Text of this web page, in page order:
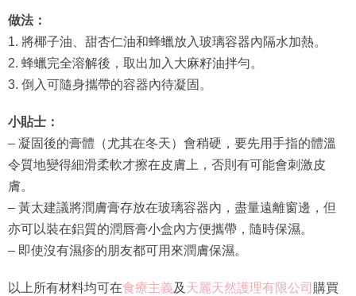
做法：
1. 將椰子油、甜杏仁油和蜂蠟放入玻璃容器內隔水加熱。
2. 蜂蠟完全溶解後，取出加入大麻籽油拌勻。
3. 倒入可隨身攜帶的容器內待凝固。
小貼士：
– 凝固後的膏體（尤其在冬天）會稍硬，要先用手指的體溫
令質地變得細滑柔軟才擦在皮膚上，否則有可能會刺激皮
膚。
– 黃太建議將潤膚膏存放在玻璃容器內，盡量遠離窗邊，但
亦可以裝在鋁質的潤唇膏小盒內方便攜帶，隨時保濕。
– 即使沒有濕疹的朋友都可用來潤膚保濕。
以上所有材料均可在食療主義及 天麗天然護理有限公司 購買